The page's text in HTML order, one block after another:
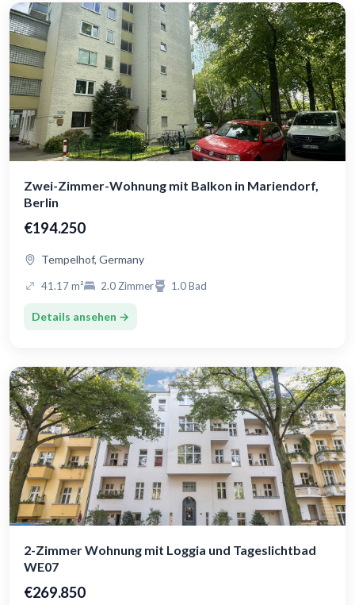
Zwei-Zimmer-Wohnung mit Balkon in Mariendorf,
Berlin
€194.250
Tempelhof, Germany
41.17 m² 2.0 Zimmer 1.0 Bad
Details ansehen →
2-Zimmer Wohnung mit Loggia und Tageslichtbad
WE07
€269.850